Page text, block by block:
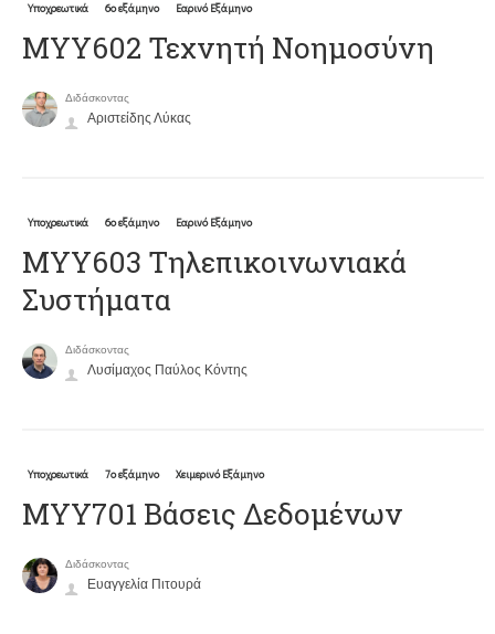
Υποχρεωτικά 6ο εξάμηνο Εαρινό Εξάμηνο
ΜΥΥ602 Τεχνητή Νοημοσύνη
Διδάσκοντας
Αριστείδης Λύκας
Υποχρεωτικά 6ο εξάμηνο Εαρινό Εξάμηνο
ΜΥΥ603 Τηλεπικοινωνιακά
Συστήματα
Διδάσκοντας
Λυσίμαχος Παύλος Κόντης
Υποχρεωτικά 7ο εξάμηνο Χειμερινό Εξάμηνο
ΜΥΥ701 Βάσεις Δεδομένων
Διδάσκοντας
Ευαγγελία Πιτουρά